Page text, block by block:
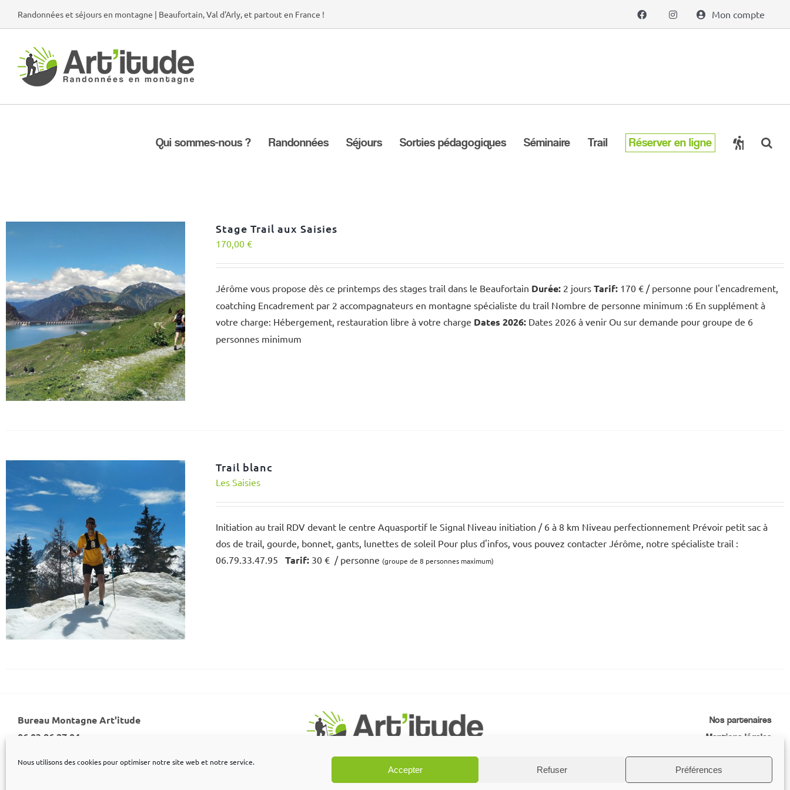
Nous utilisons des cookies pour optimiser notre site web et notre service.
Accepter Refuser Préférences
Randonnées et séjours en montagne | Beaufortain, Val d'Arly, et partout en France ! Mon compte
Qui sommes-nous ? Randonnées Séjours Sorties pédagogiques Séminaire Trail Réserver en ligne
Stage Trail aux Saisies
170,00€
Jérôme vous propose dès ce printemps des stages trail dans le Beaufortain Durée: 2 joursTarif: 170 € / personne pour l'encadrement,
coatching Encadrement par 2 accompagnateurs en montagne spécialiste du trail Nombre de personne minimum :6 En supplément à
votre charge: Hébergement, restauration libre à votre charge Dates 2026: Dates 2026 à venir Ou sur demande pour groupe de 6
personnes minimum
Trail blanc
Les Saisies
Initiation au trail RDV devant le centre Aquasportif le Signal Niveau initiation / 6 à 8 km Niveau perfectionnement Prévoir petit sac à
dos de trail, gourde, bonnet, gants, lunettes de soleil Pour plus d'infos, vous pouvez contacter Jérôme, notre spécialiste trail :
06.79.33.47.95
Tarif: 30 € / personne (groupe de 8 personnes maximum)
Bureau Montagne Art'itude
06 03 86 27 04
Nos partenaires
Mentions légales
Conditions générales de vente
Contactez-nous